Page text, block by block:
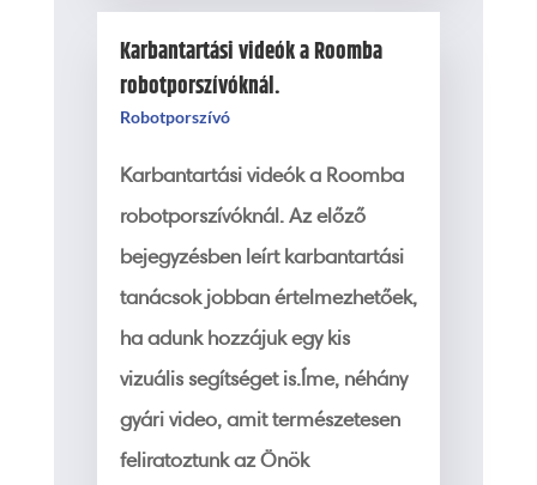
Karbantartási videók a Roomba
robotporszívóknál.
Robotporszívó
Karbantartási videók a Roomba
robotporszívóknál. Az előző
bejegyzésben leírt karbantartási
tanácsok jobban értelmezhetőek,
ha adunk hozzájuk egy kis
vizuális segítséget is.Íme, néhány
gyári video, amit természetesen
feliratoztunk az Önök